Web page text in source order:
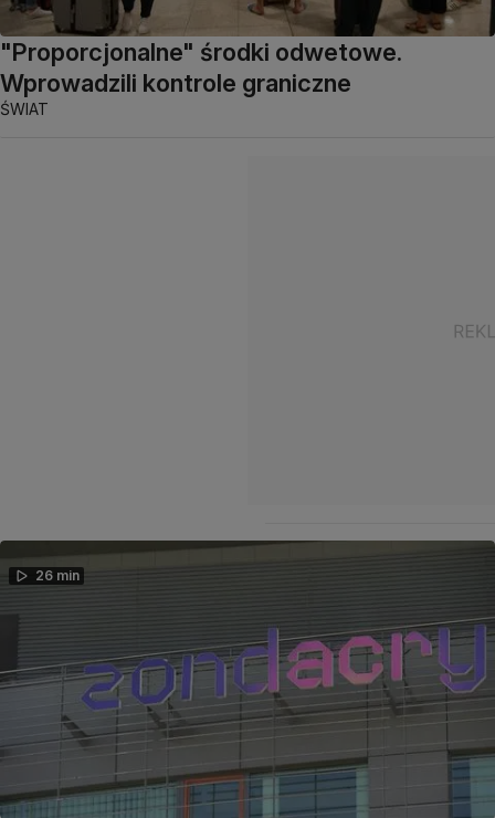
"Proporcjonalne" środki odwetowe.
Wprowadzili kontrole graniczne
ŚWIAT
26 min